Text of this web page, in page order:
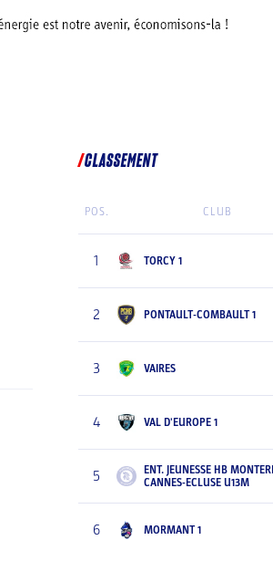
CLASSEMENT
POS. CLUB
1 TORCY 1
2 PONTAULT-COMBAULT 1
3 VAIRES
4 VAL D'EUROPE 1
5
ENT. JEUNESSE HB
CANNES-ECLUSE U13M
6 MORMANT 1